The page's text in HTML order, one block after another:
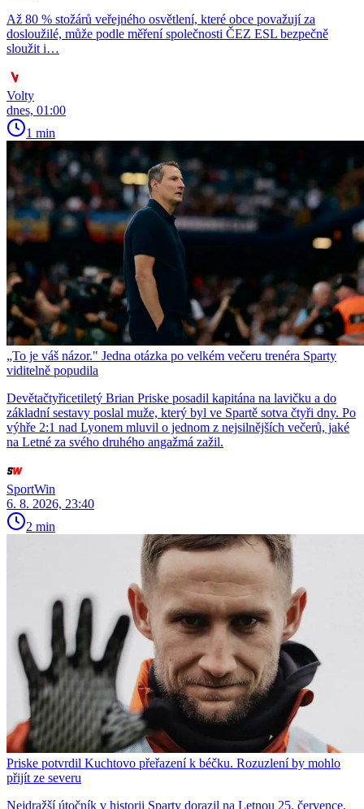
Až 80 % stožárů veřejného osvětlení, které obce považují za
dosloužilé, může podle měření společnosti ČEZ ESL bezpečně
sloužit i…
Volty
dnes, 01:00
1 min
„To je váš názor." Jedna otázka po velkém večeru trenéra Sparty
viditelně popudila
Devětačtyřicetiletý Brian Priske posadil kapitána na lavičku a do
základní sestavy poslal muže, který byl ve Spartě sotva čtyři dny. Po
výhře 2:1 nad Lyonem mluvil o jednom z nejsilnějších večerů, jaké
na Letné za svého druhého angažmá zažil.
SportWin
6. 8. 2026, 23:40
2 min
Priske potvrdil Kuchtovo přeřazení k béčku. Rozuzlení by mohlo
přijít ze severu
Nejdražší útočník v historii Sparty dorazil na Letnou 25. července.